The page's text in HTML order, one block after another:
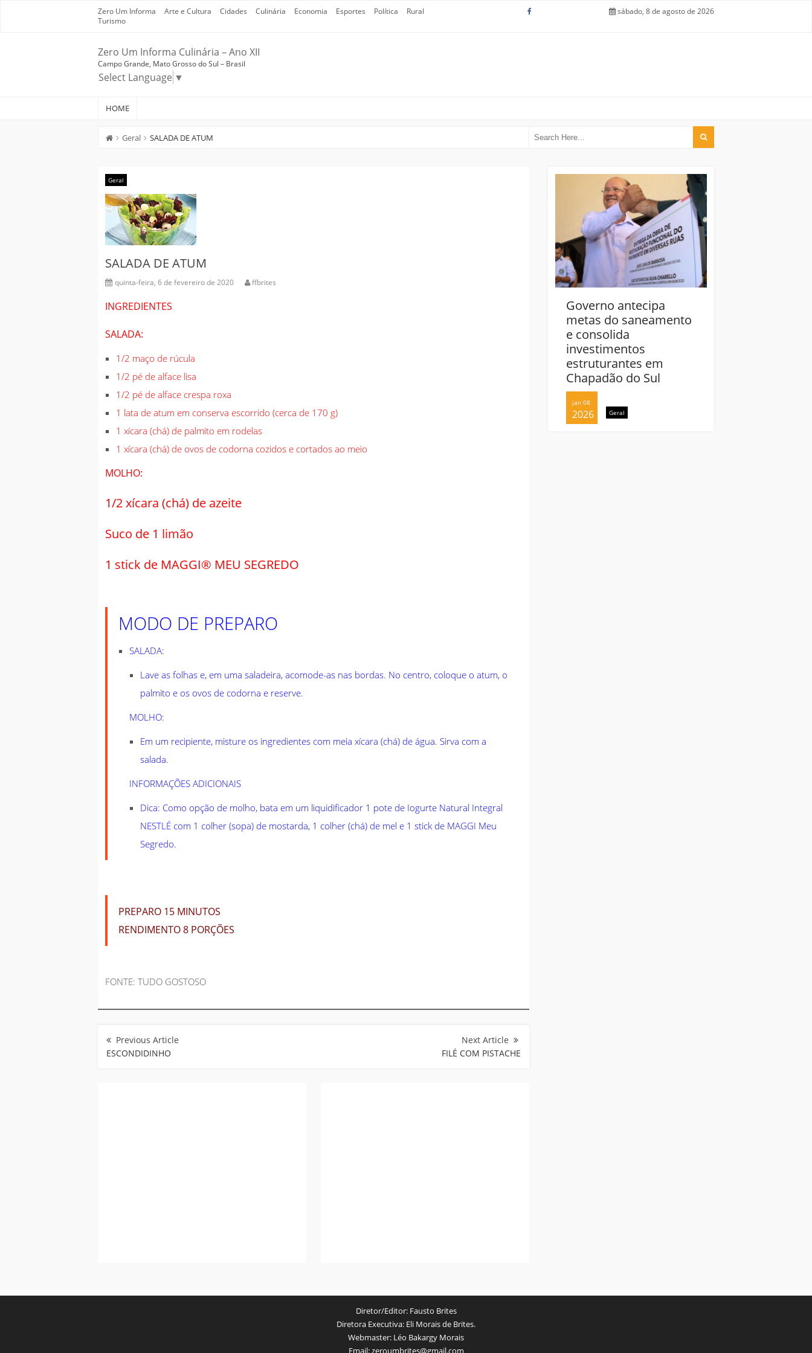
Zero Um Informa Arte e Cultura Cidades Culinária Economia Esportes Política
Rural
Turismo
sábado, 8 de agosto de 2026
Zero Um Informa Culinária – Ano XII
Campo Grande, Mato Grosso do Sul – Brasil
Select Language ▼
HOME
Geral SALADA DE ATUM
Geral
SALADA DE ATUM
quinta-feira, 6 de fevereiro de 2020 ffbrites
INGREDIENTES
SALADA:
1/2 maço de rúcula
1/2 pé de alface lisa
1/2 pé de alface crespa roxa
1 lata de atum em conserva escorrido (cerca de 170 g)
1 xícara (chá) de palmito em rodelas
1 xícara (chá) de ovos de codorna cozidos e cortados ao meio
MOLHO:
1/2 xícara (chá) de azeite
Suco de 1 limão
1 stick de MAGGI® MEU SEGREDO
MODO DE PREPARO
SALADA:
Lave as folhas e, em uma saladeira, acomode-as nas bordas. No centro, coloque o atum, o
palmito e os ovos de codorna e reserve.
MOLHO:
Em um recipiente, misture os ingredientes com meia xícara (chá) de água. Sirva com a
salada.
INFORMAÇÕES ADICIONAIS
Dica: Como opção de molho, bata em um liquidificador 1 pote de Iogurte Natural Integral
NESTLÉ com 1 colher (sopa) de mostarda, 1 colher (chá) de mel e 1 stick de MAGGI Meu
Segredo.
PREPARO 15 MINUTOS
RENDIMENTO8 PORÇÕES
FONTE: TUDO GOSTOSO
de
Post
ESCONDIDINHO FILÉ COM PISTACHE
Governo antecipa
metas do saneamento
e consolida
investimentos
estruturantes em
Chapadão do Sul
jan 08
2026 Geral
Diretor/Editor:Fausto Brites
Diretora Executiva: Eli Morais de Brites.
Webmaster: Léo Bakargy Morais
Email:zeroumbrites@gmail.com